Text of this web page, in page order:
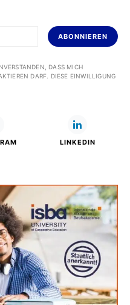
ABONNIEREN
DASS MICH
DARF. DIESE EINWILLIGUNG
LINKEDIN